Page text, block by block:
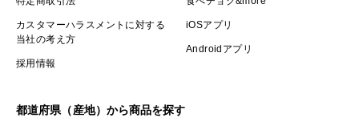
蔵）での配送となります。鮮度が命のため届きましたら
お早めに食べて頂くか、冷蔵、冷凍保存して頂けるよう
にお願い致します。
カスタマーハラスメントに対する
当社の考え方
採用情報
iOSアプリ
Androidアプリ
都道府県（産地）から商品を探す